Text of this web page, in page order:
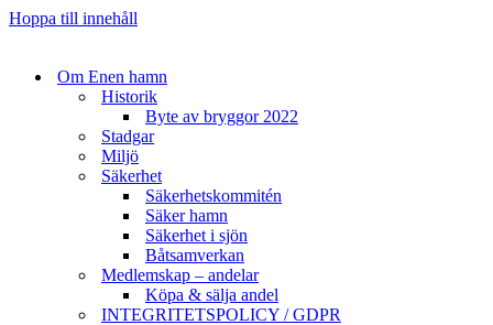
Hoppa till innehåll
Om Enen hamn
Historik
Byte av bryggor 2022
Stadgar
Miljö
Säkerhet
Säkerhetskommitén
Säker hamn
Säkerhet i sjön
Båtsamverkan
Medlemskap – andelar
Köpa & sälja andel
INTEGRITETSPOLICY / GDPR